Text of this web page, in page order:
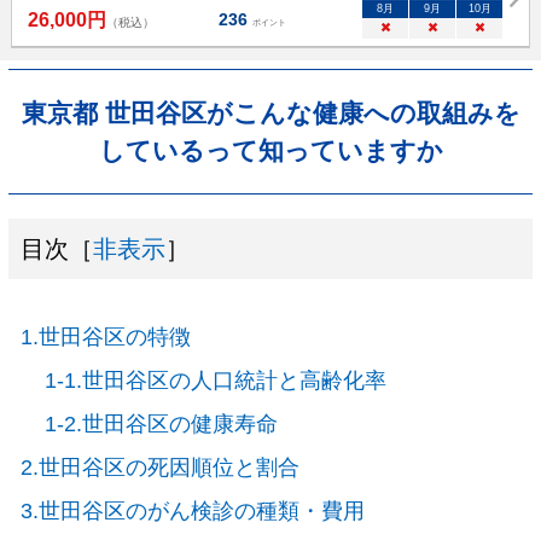
26,000円 （税込） 236 ポイント
8月 9月 10月
× × ×
東京都 世田谷区がこんな健康への取組みを
しているって知っていますか
目次［非表示］
1.世田谷区の特徴
1-1.世田谷区の人口統計と高齢化率
1-2.世田谷区の健康寿命
2.世田谷区の死因順位と割合
3.世田谷区のがん検診の種類・費用